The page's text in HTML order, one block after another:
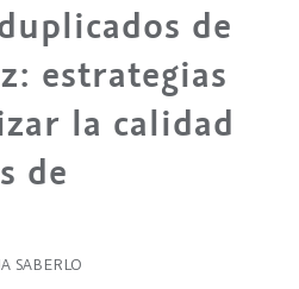
de
estrategias
la calidad
de
SABERLO